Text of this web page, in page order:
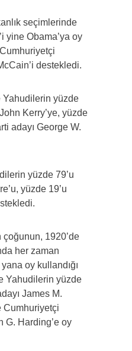
seçimlerinde
yine Obama’ya oy
destekledi.
Yahudilerin yüzde
Kerry’ye, yüzde
adayı George W.
yüzde 79’u
yüzde 19’u
1920’de
her zaman
oy kullandığı
Yahudilerin yüzde
James M.
Cumhuriyetçi
G. Harding’e oy